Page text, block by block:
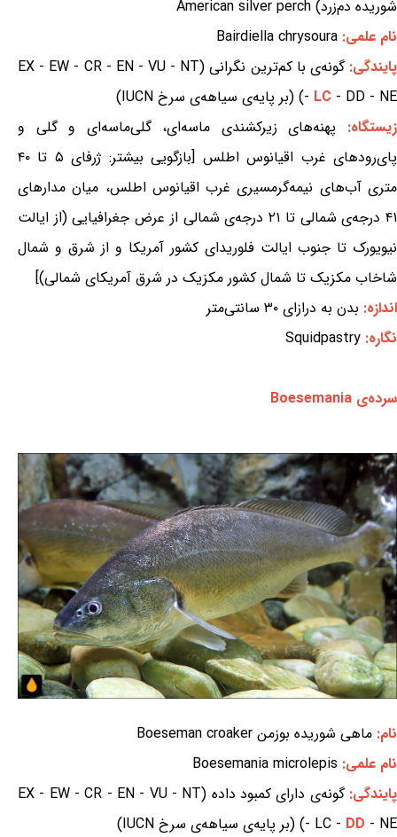
شوریده دم‌زرد) American silver perch
نام علمی: Bairdiella chrysoura
پایندگی:
گونه‌ی با کم‌ترین نگرانی (EX - EW - CR - EN - VU - NT
- LC - DD - NE) (بر پایه‌ی سیاهه‌ی سرخ IUCN)
زیستگاه: پهنه‌های زیرکشندی ماسه‌ای، گلی‌ماسه‌ای و گلی و
پای‌رودهای غرب اقیانوس اطلس [بازگویی بیشتر: ژرفای ۵ تا ۴۰
متری آب‌های نیمه‌گرمسیری غرب اقیانوس اطلس، میان مدارهای
۴۱ درجه‌ی شمالی تا ۲۱ درجه‌ی شمالی از عرض جغرافیایی (از ایالت
نیویورک تا جنوب ایالت فلوریدای کشور آمریکا و از شرق و شمال
شاخاب مکزیک تا شمال کشور مکزیک در شرق آمریکای شمالی)]
اندازه: بدن به درازای ۳۰ سانتی‌متر
نگاره: Squidpastry
سرده‌ی Boesemania
نام: ماهی شوریده بوزمن Boeseman croaker
نام علمی: Boesemania microlepis
پایندگی:
گونه‌ی دارای کمبود داده (EX - EW - CR - EN - VU - NT
- LC - DD - NE) (بر پایه‌ی سیاهه‌ی سرخ IUCN)